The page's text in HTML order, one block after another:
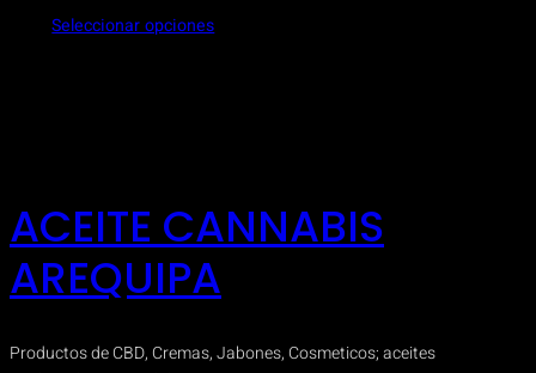
precios:
Seleccionar opciones
ACEITE CANNABIS
AREQUIPA
Productos de CBD, Cremas, Jabones, Cosmeticos; aceites